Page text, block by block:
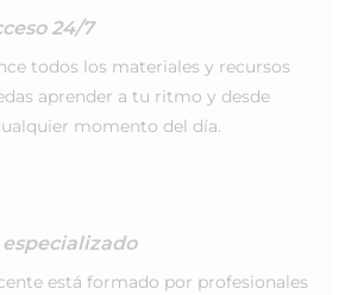
24/7
todos los materiales y recursos
aprender a tu ritmo y desde
momento del día.
está formado por profesionales